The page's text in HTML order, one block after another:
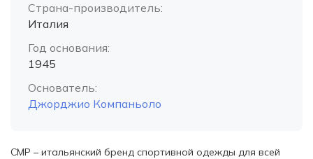
CMP – итальянский бренд спортивной одежды для всей
Страна-производитель:
Италия
Год основания:
1945
Основатель:
Джорджио Компаньоло